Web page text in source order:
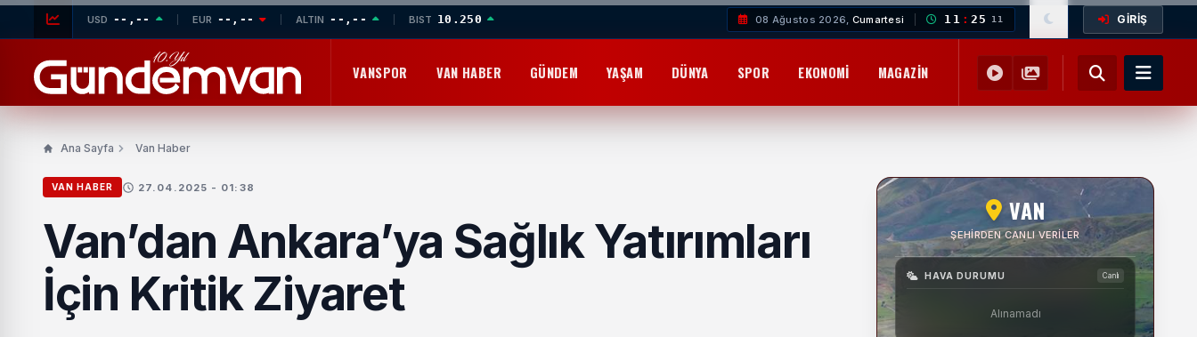
USD --,-- EUR --,-- ALTIN --,-- BIST 10.250 08 Ağustos 2026, Cumartesi 11 : 25 12 GİRİŞ
VANSPOR VAN HABER GÜNDEM YAŞAM DÜNYA SPOR EKONOMI MAGAZIN YEMEK TARIFLERI SAĞLIK
Ana Sayfa Van Haber
VAN HABER 27.04.2025 - 01:38
Van’dan Ankara’ya Sağlık Yatırımları
İçin Kritik Ziyaret
VAN
ŞEHIRDEN CANLI VERILER
HAVA DURUMU Canlı
Alınamadı